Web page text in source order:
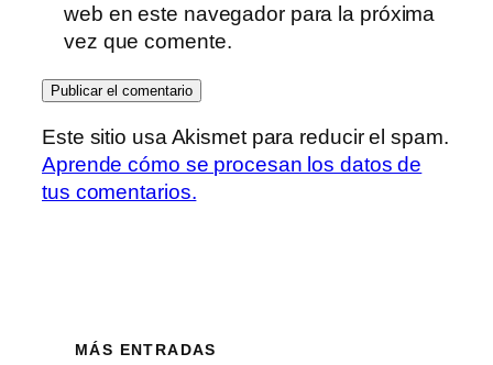
web en este navegador para la próxima
vez que comente.
Este sitio usa Akismet para reducir el spam.
Aprende cómo se procesan los datos de
tus comentarios.
MÁS ENTRADAS